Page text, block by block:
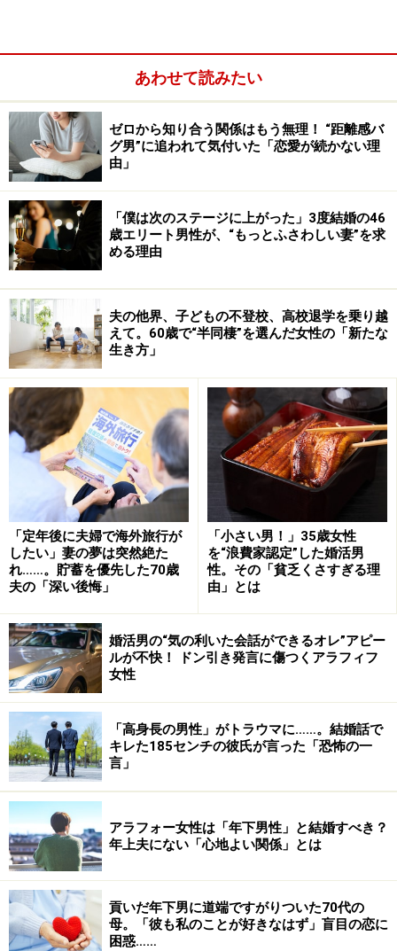
当時大学生の長女と専門学校生の長男が、おしゃれをし
た母親を送り出してくれたという。
「夫とは仲が悪いわけではないけど、まあ、もう家族で
すから。ふたりで出かけるなんてことも親戚の集まり以
外にはないですねえ。友だちの中には、夫婦で近所のカ
すね、そういう夫婦は」
クラス会に行ってみると、みんな年をとっていたが、自
分もそうなのだと合点がいった。それなのにしゃべった
瞬間、全員が高校生に戻っていた。
「楽しかったなあ。何十年も会ってないのに、何でも言
いたいことが言えるんですよ。高校生当時より私なん
て、ずっと気楽に男子とも話せた。好きだった彼には、
私、昔、好きだったのよと言っちゃいました。みんなが
『知ってたよ』なんて言ってくれて」
は、30年たっても素でつきあうことができるのだろう。
「もちろん、そんなところで恋愛感情が再燃するわけで
もありません。だから二次会が終わって、三々五々散っ
ていくときに彼に『あと一杯だけ、ふたりでどう？』と
言われて、気軽についていきました」
バーで酔ってくどかれて
バーでふたりで再会を祝した。
「ふだんお酒なんて飲まないから、けっこう酔っていま
あわせて読みたい
ゼロから知り合う関係はもう無理！ “距離感バ
グ男”に追われて気付いた「恋愛が続かない理
由」
「僕は次のステージに上がった」3度結婚の46
歳エリート男性が、“もっとふさわしい妻”を求
める理由
夫の他界、子どもの不登校、高校退学を乗り越
えて。60歳で“半同棲”を選んだ女性の「新たな
生き方」
「定年後に夫婦で海外旅行が
したい」妻の夢は突然絶た
れ……。貯蓄を優先した70歳
夫の「深い後悔」
「小さい男！」35歳女性
を“浪費家認定”した婚活男
性。その「貧乏くさすぎる理
由」とは
婚活男の“気の利いた会話ができるオレ”アピー
ルが不快！ ドン引き発言に傷つくアラフィフ
女性
「高身長の男性」がトラウマに……。結婚話で
キレた185センチの彼氏が言った「恐怖の一
言」
アラフォー女性は「年下男性」と結婚すべき？
年上夫にない「心地よい関係」とは
貢いだ年下男に道端ですがりついた70代の
母。「彼も私のことが好きなはず」盲目の恋に
困惑……